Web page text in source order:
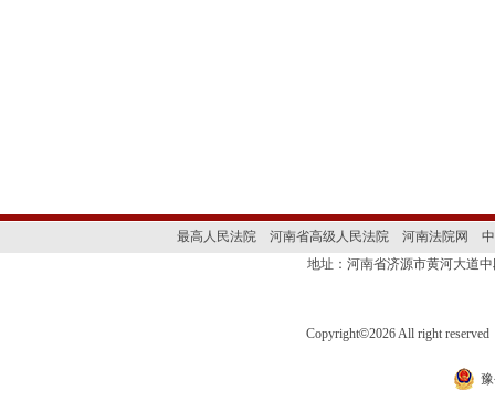
最高人民法院 河南省高级人民法院 河南法院网
地址：河南省济源市黄河大道
Copyright©2026 All right